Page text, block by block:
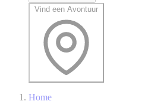
Vind een Avontuur
Home